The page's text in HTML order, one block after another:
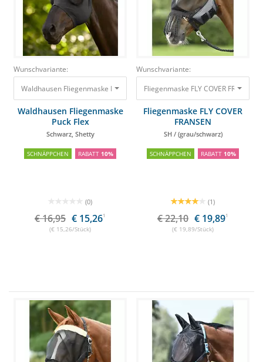
Wunschvariante:
Waldhausen Fliegenmaske Puck Flex Schwarz, Shetty16,95 €15,26 €
Waldhausen Fliegenmaske
Puck Flex
Schwarz, Shetty
SCHNÄPPCHEN RABATT 10%
(0)
€ 16,95 € 15,261
(€ 15,26/Stück)
Wunschvariante:
Fliegenmaske FLY COVER
Fliegenmaske FLY COVER
FRANSEN
SH / (grau/schwarz)
SCHNÄPPCHEN RABATT 10%
(1)
€ 22,10 € 19,891
(€ 19,89/Stück)